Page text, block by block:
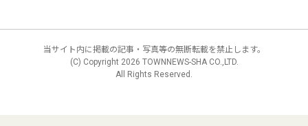
当サイト内に掲載の記事・写真等の無断転載を禁止します。
(C) Copyright 2026 TOWNNEWS-SHA CO.,LTD.
All Rights Reserved.